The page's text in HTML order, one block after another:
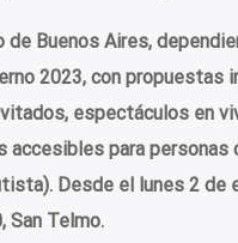
de Buenos Aires,
2023, con
espectáculos en
accesibles para
Desde el lunes 2 de
San Telmo.